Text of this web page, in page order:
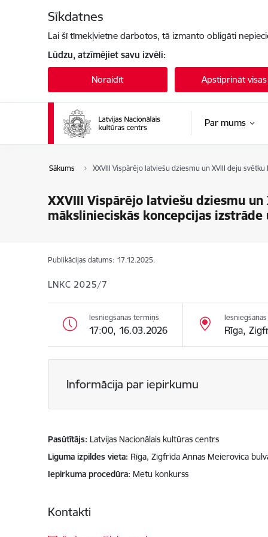
Sīkdatnes
Lai šī tīmekļvietne darbotos, tā izmanto obligāti
Lūdzu, atzīmējiet savu izvēli:
Noraidīt Apstiprināt visas
Par mums
Sākums XXVIII Vispārējo latviešu dziesmu un XVIII deju
XXVIII Vispārējo latviešu dziesmu
mākslinieciskās koncepcijas izstrāde
Publikācijas datums: 17.12.2025.
LNKC 2025/7
Iesniegšanas termiņš
17:00, 16.03.2026 Rīga,
Informācija par iepirkumu
Pasūtītājs Latvijas Nacionālais kultūras centrs
Līguma izpildes vieta Rīga, Zigfrīda Annas Meierovica
Iepirkuma procedūra Metu konkurss
Kontakti